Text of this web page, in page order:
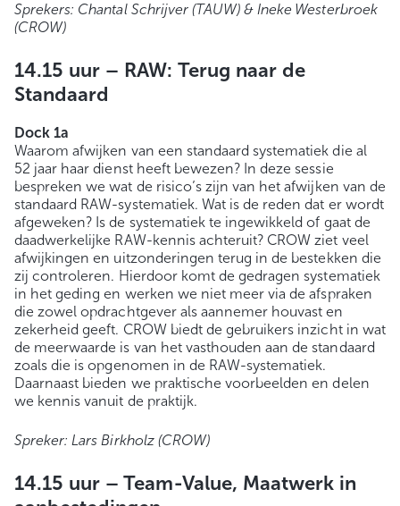
Sprekers: Chantal Schrijver (TAUW) & Ineke Westerbroek
(CROW)
14.15 uur – RAW: Terug naar de
Standaard
Dock 1a
Waarom afwijken van een standaard systematiek die al
52 jaar haar dienst heeft bewezen? In deze sessie
bespreken we wat de risico’s zijn van het afwijken van de
standaard RAW-systematiek. Wat is de reden dat er wordt
afgeweken? Is de systematiek te ingewikkeld of gaat de
daadwerkelijke RAW-kennis achteruit? CROW ziet veel
afwijkingen en uitzonderingen terug in de bestekken die
zij controleren. Hierdoor komt de gedragen systematiek
in het geding en werken we niet meer via de afspraken
die zowel opdrachtgever als aannemer houvast en
zekerheid geeft. CROW biedt de gebruikers inzicht in wat
de meerwaarde is van het vasthouden aan de standaard
zoals die is opgenomen in de RAW-systematiek.
Daarnaast bieden we praktische voorbeelden en delen
we kennis vanuit de praktijk.
Spreker: Lars Birkholz (CROW)
14.15 uur –Team-Value, Maatwerk in